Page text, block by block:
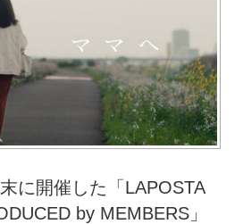
に開催した「LAPOSTA
by MEMBERS」